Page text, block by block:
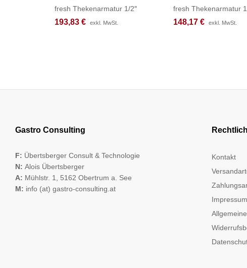
fresh Thekenarmatur 1/2″
193,83 € exkl. MwSt.
193,83 € exkl. MwSt.
fresh Thekenarmatur
148,17 € exkl. MwSt.
148,17 € exkl. MwSt.
Gastro Consulting
F: Übertsberger Consult & Technologie
N: Alois Übertsberger
A: Mühlstr. 1, 5162 Obertrum a. See
M: info (at) gastro-consulting.at
Kontakt
Impressum